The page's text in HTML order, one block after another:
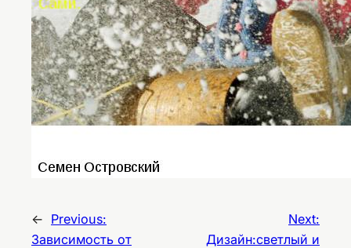
← Previous:
Зависимость от
Next:
Дизайн:светлый и